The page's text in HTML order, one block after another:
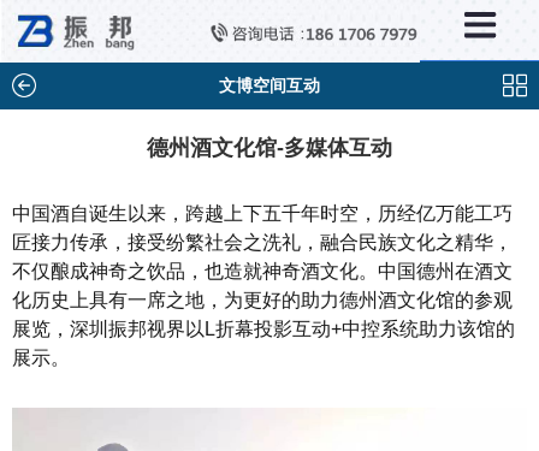
文博空间互动
德州酒文化馆-多媒体互动
中国酒自诞生以来，跨越上下五千年时空，历经亿万能工巧
匠接力传承，接受纷繁社会之洗礼，融合民族文化之精华，
不仅酿成神奇之饮品，也造就神奇酒文化。中国德州在酒文
化历史上具有一席之地，为更好的助力德州酒文化馆的参观
展览，深圳振邦视界以L折幕投影互动+中控系统助力该馆的
展示。
新闻中心
×
公司新闻
行业新闻
问题解答
百科知识